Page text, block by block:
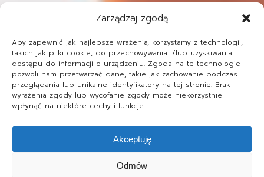
Zarządzaj zgodą
Aby zapewnić jak najlepsze wrażenia, korzystamy z technologii,
takich jak pliki cookie, do przechowywania i/lub uzyskiwania
dostępu do informacji o urządzeniu. Zgoda na te technologie
pozwoli nam przetwarzać dane, takie jak zachowanie podczas
przeglądania lub unikalne identyfikatory na tej stronie. Brak
wyrażenia zgody lub wycofanie zgody może niekorzystnie
wpłynąć na niektóre cechy i funkcje.
Akceptuję
Odmów